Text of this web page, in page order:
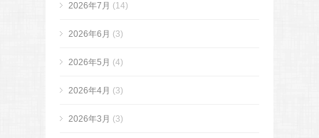
2026年7月 (14)
2026年6月 (3)
2026年5月 (4)
2026年4月 (3)
2026年3月 (3)